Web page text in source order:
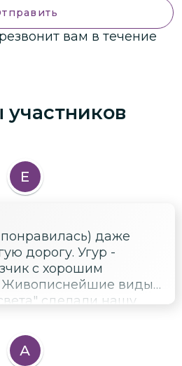
вам в течение
Е
даже
дорогу. Угур -
с хорошим
Живописнейшие виды
сделали нашу
А